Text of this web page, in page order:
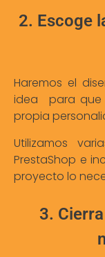
2. Escoge
Haremos el
idea para que
propia
Utilizamos
PrestaShop e
proyecto lo
3.